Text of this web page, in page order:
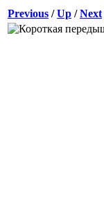
Previous /Up /Next